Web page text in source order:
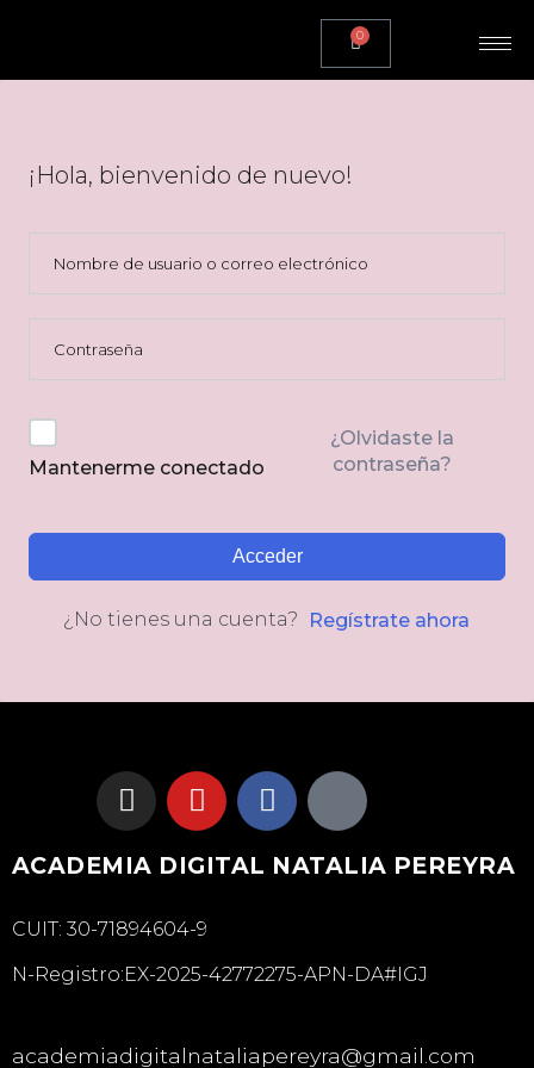
0
¡Hola, bienvenido de nuevo!
Mantenerme conectado
¿Olvidaste la
contraseña?
Acceder
¿No tienes una cuenta? Regístrate ahora
ACADEMIA DIGITAL NATALIA PEREYRA
CUIT: 30-71894604-9
N-Registro:EX-2025-42772275-APN-DA#IGJ
academiadigitalnataliapereyra@gmail.com